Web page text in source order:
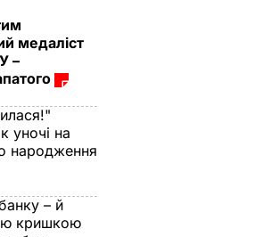
медаліст
–
уночі на
народження
– й
кришкою